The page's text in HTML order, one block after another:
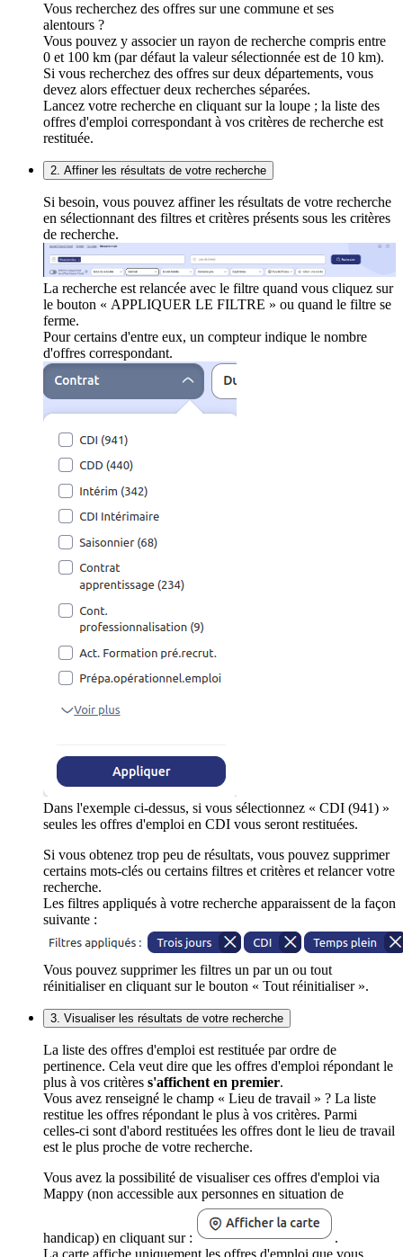
Vous recherchez des offres sur une commune et ses
alentours ?
Vous pouvez y associer un rayon de recherche compris entre
0 et 100 km (par défaut la valeur sélectionnée est de 10 km).
Si vous recherchez des offres sur deux départements, vous
devez alors effectuer deux recherches séparées.
Lancez votre recherche en cliquant sur la loupe ; la liste des
offres d'emploi correspondant à vos critères de recherche est
restituée.
2. Affiner les résultats de votre recherche
Si besoin, vous pouvez affiner les résultats de votre recherche
en sélectionnant des filtres et critères présents sous les critères
de recherche.
La recherche est relancée avec le filtre quand vous cliquez sur
le bouton « APPLIQUER LE FILTRE » ou quand le filtre se
ferme.
Pour certains d'entre eux, un compteur indique le nombre
d'offres correspondant.
Dans l'exemple ci-dessus, si vous sélectionnez « CDI (941) »
seules les offres d'emploi en CDI vous seront restituées.
Si vous obtenez trop peu de résultats, vous pouvez supprimer
certains mots-clés ou certains filtres et critères et relancer votre
recherche.
Les filtres appliqués à votre recherche apparaissent de la façon
suivante :
Vous pouvez supprimer les filtres un par un ou tout
réinitialiser en cliquant sur le bouton « Tout réinitialiser ».
3. Visualiser les résultats de votre recherche
La liste des offres d'emploi est restituée par ordre de
pertinence. Cela veut dire que les offres d'emploi répondant le
plus à vos critères s'affichent en premier.
Vous avez renseigné le champ « Lieu de travail » ? La liste
restitue les offres répondant le plus à vos critères. Parmi
celles-ci sont d'abord restituées les offres dont le lieu de travail
est le plus proche de votre recherche.
Vous avez la possibilité de visualiser ces offres d'emploi via
Mappy (non accessible aux personnes en situation de
handicap) en cliquant sur :
.
La carte affiche uniquement les offres d'emploi que vous